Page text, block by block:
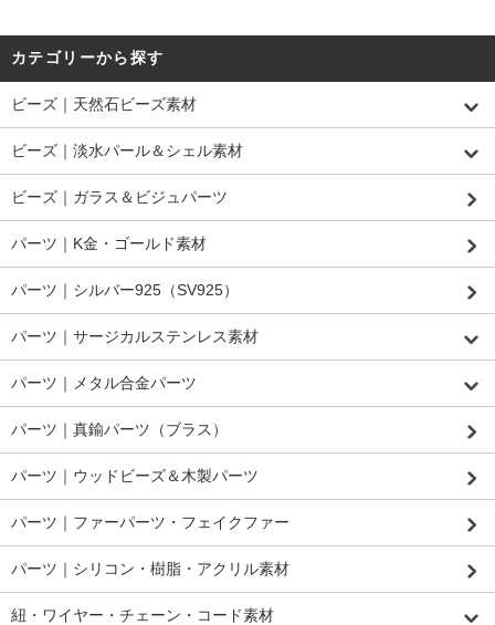
カテゴリーから探す
ビーズ｜天然石ビーズ素材
ビーズ｜淡水パール＆シェル素材
ビーズ｜ガラス＆ビジュパーツ
パーツ｜K金・ゴールド素材
パーツ｜シルバー925（SV925）
パーツ｜サージカルステンレス素材
パーツ｜メタル合金パーツ
パーツ｜真鍮パーツ（ブラス）
パーツ｜ウッドビーズ＆木製パーツ
パーツ｜ファーパーツ・フェイクファー
パーツ｜シリコン・樹脂・アクリル素材
紐・ワイヤー・チェーン・コード素材